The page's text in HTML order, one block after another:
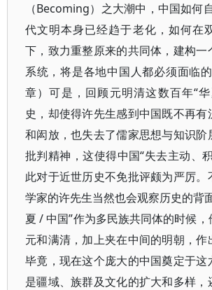
（Becoming）之大潮中，中国如何
代文明本身已经趋于老化，如何在
下，致力重整原来的共同体，建构一
系统，将是各地中国人都必须面临
章）可是，回顾元明清这数百年“
史，却使得许先生感到中国既不再有
和闳放，也失去了儒家思想与知识阶
批判精神，这使得中国“失去主动、
此对于近世历史不免批评颇为严厉。
学家的许先生当然也会观察历史的背
夏 / 中国”作为多民族共同体的时候
元和满清，加上夹在中间的明朝，作
毕竟，现在这个庞大的中国奠定于这
是疆域、族群及文化的扩大和多样，